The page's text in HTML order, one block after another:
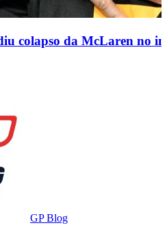
colapso da McLaren no
GP Blog